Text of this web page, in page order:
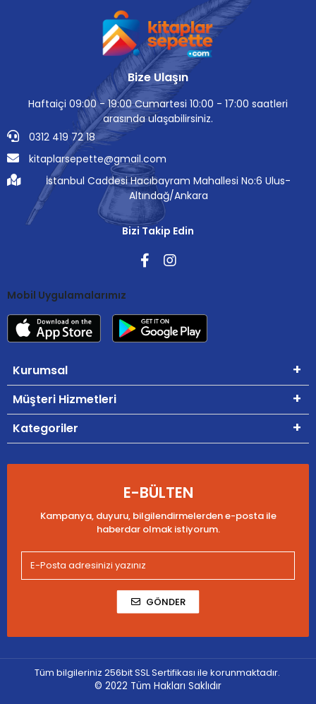
Bize Ulaşın
Haftaiçi 09:00 - 19:00 Cumartesi 10:00 - 17:00 saatleri
arasında ulaşabilirsiniz.
0312 419 72 18
kitaplarsepette@gmail.com
İstanbul Caddesi Hacıbayram Mahallesi No:6 Ulus-
Altındağ/Ankara
Bizi Takip Edin
Mobil Uygulamalarımız
Kurumsal
Müşteri Hizmetleri
Kategoriler
E-BÜLTEN
Kampanya, duyuru, bilgilendirmelerden e-posta ile
haberdar olmak istiyorum.
GÖNDER
Tüm bilgileriniz 256bit SSL Sertifikası ile korunmaktadır.
© 2022 Tüm Hakları Saklıdır